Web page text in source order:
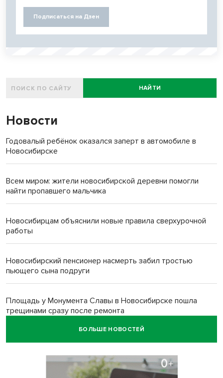
Подписаться на Дзен
НАЙТИ
Новости
Годовалый ребёнок оказался заперт в автомобиле в
Новосибирске
Всем миром: жители новосибирской деревни помогли
найти пропавшего мальчика
Новосибирцам объяснили новые правила сверхурочной
работы
Новосибирский пенсионер насмерть забил тростью
пьющего сына подруги
Площадь у Монумента Славы в Новосибирске пошла
трещинами сразу после ремонта
БОЛЬШЕ НОВОСТЕЙ